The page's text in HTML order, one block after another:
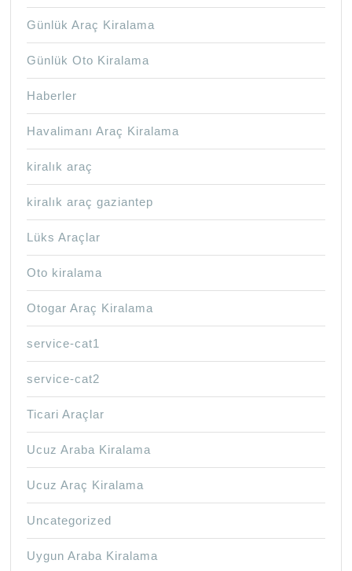
Günlük Araç Kiralama
Günlük Oto Kiralama
Haberler
Havalimanı Araç Kiralama
kiralık araç
kiralık araç gaziantep
Lüks Araçlar
Oto kiralama
Otogar Araç Kiralama
service-cat1
service-cat2
Ticari Araçlar
Ucuz Araba Kiralama
Ucuz Araç Kiralama
Uncategorized
Uygun Araba Kiralama